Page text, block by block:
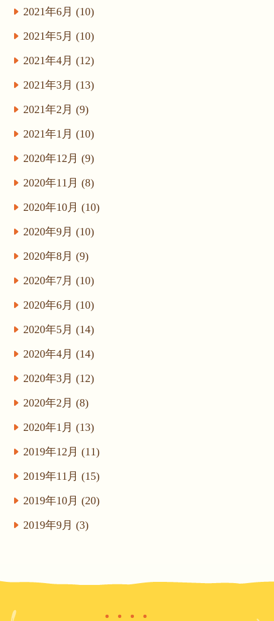
2021年6月 (10)
2021年5月 (10)
2021年4月 (12)
2021年3月 (13)
2021年2月 (9)
2021年1月 (10)
2020年12月 (9)
2020年11月 (8)
2020年10月 (10)
2020年9月 (10)
2020年8月 (9)
2020年7月 (10)
2020年6月 (10)
2020年5月 (14)
2020年4月 (14)
2020年3月 (12)
2020年2月 (8)
2020年1月 (13)
2019年12月 (11)
2019年11月 (15)
2019年10月 (20)
2019年9月 (3)